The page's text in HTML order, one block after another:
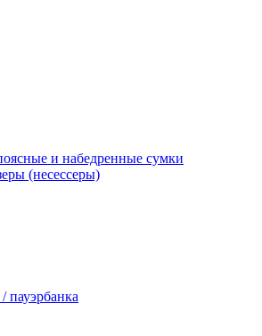
и набедренные сумки
(несессеры)
пауэрбанка